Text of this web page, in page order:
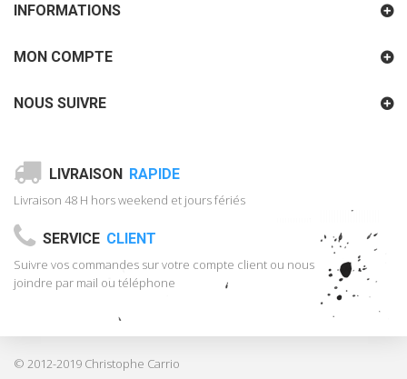
INFORMATIONS
© 2012-2019 Christophe Carrio
MON COMPTE
NOUS SUIVRE
LIVRAISON RAPIDE
Livraison 48 H hors weekend et jours fériés
SERVICE CLIENT
Suivre vos commandes sur votre compte client ou nous
joindre par mail ou téléphone